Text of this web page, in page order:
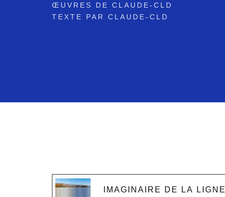
ŒUVRES DE CLAUDE-CLD
TEXTE PAR CLAUDE-CLD
IMAGINAIRE DE LA LIGNE